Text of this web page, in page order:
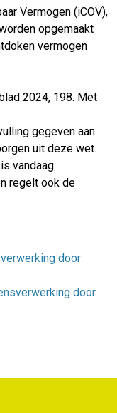
Vermogen (iCOV),
opgemaakt
vermogen
2024, 198. Met
gegeven aan
uit deze wet.
vandaag
regelt ook de
door
door